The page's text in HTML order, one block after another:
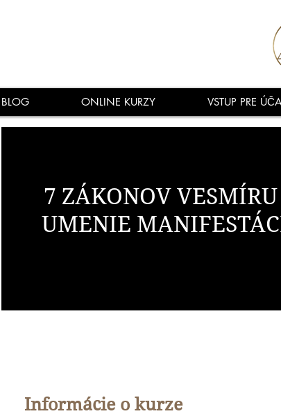
BLOG ONLINE KURZY VSTUP PRE
7 ZÁKONOV
UMENIE
Informácie o kurze